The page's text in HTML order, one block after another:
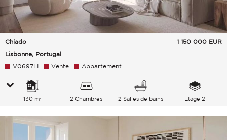
Chiado
Lisbonne, Portugal
1 150 000 EUR
V0697LI Vente Appartement
130 m² 2 Chambres 2 Salles de bains Étage 2